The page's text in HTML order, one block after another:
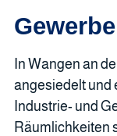
In Wangen an
angesiedelt und
Industrie- und
Räumlichkeiten